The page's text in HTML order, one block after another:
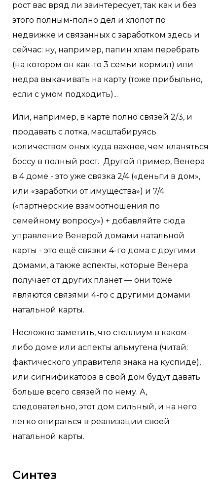
рост вас вряд ли заинтересует, так как и без
этого полным-полно дел и хлопот по
недвижке и связанных с заработком здесь и
сейчас: ну, например, папин хлам перебрать
(на котором он как-то 3 семьи кормил) или
недра выкачивать на карту (тоже прибыльно,
если с умом подходить)...
Или, например, в карте полно связей 2/3, и
продавать с лотка, масштабируясь
количеством оных куда важнее, чем кланяться
боссу в полный рост. Другой пример, Венера
в 4 доме - это уже связка 2/4 («деньги в дом»,
или «заработки от имущества») и 7/4
(«партнёрские взамоотношения по
семейному вопросу») + добавляйте сюда
управление Венерой домами натальной
карты - это ещё связки 4-го дома с другими
домами, а также аспекты, которые Венера
получает от других планет — они тоже
являются связями 4-го с другими домами
натальной карты.
Несложно заметить, что стеллиум в каком-
либо доме или аспекты альмутена (читай:
фактического управителя знака на куспиде),
или сигнификатора в свой дом будут давать
больше всего связей по нему. А,
следовательно, этот дом сильный, и на него
легко опираться в реализации своей
натальной карты.
Синтез